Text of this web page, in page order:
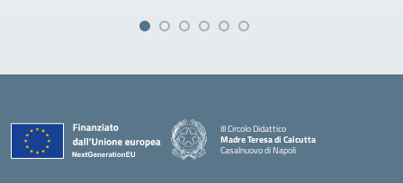
III Circolo Didattico
Madre Teresa di Calcutta
Casalnuovo di Napoli
— Visita la pagina iniziale della scuola